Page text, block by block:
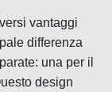
vantaggi
differenza
una per il
design